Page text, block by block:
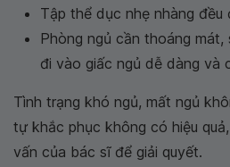
Tập thể dục nhẹ nhàng đều
Phòng ngủ cần thoáng mát,
đi vào giấc ngủ dễ dàng và
Tình trạng khó ngủ, mất ngủ
tự khắc phục không có hiệu
vấn của bác sĩ để giải quyết.